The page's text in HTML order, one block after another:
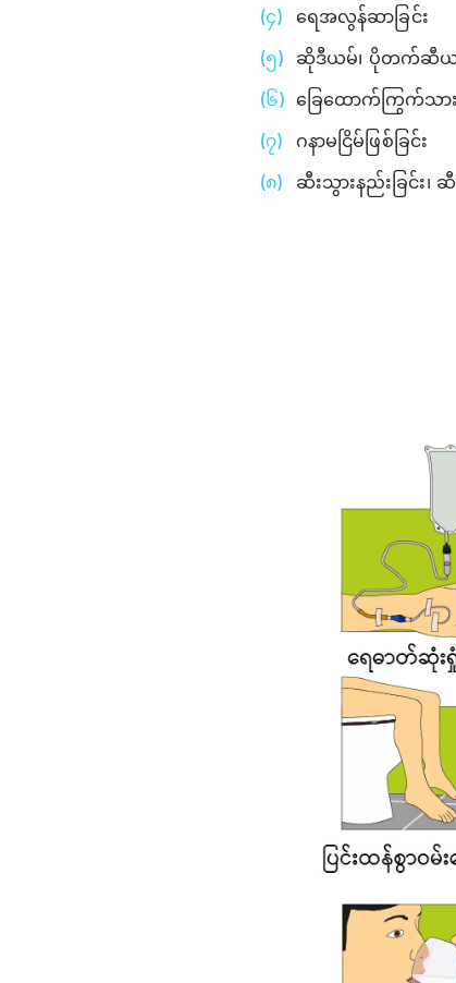
ရေအလွန်ဆာခြင်း
ဆိုဒီယမ်၊ ပိုတက်ဆီယမ်
ခြေထောက်ကြွက်သားမ
ဂနာမငြိမ်ဖြစ်ခြင်း
ဆီးသွားနည်းခြင်း